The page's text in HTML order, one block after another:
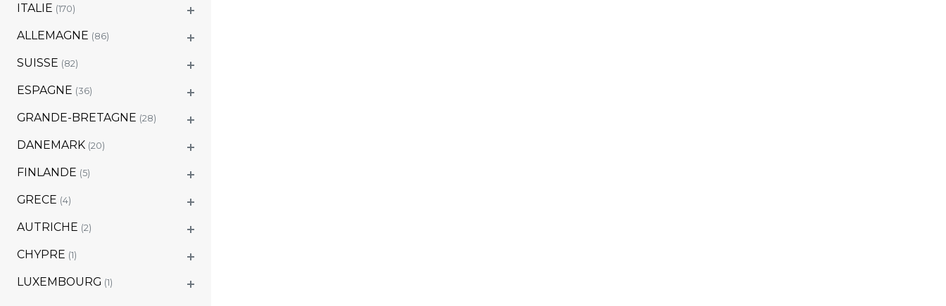
ITALIE (170)
ALLEMAGNE (86)
SUISSE (82)
ESPAGNE (36)
GRANDE-BRETAGNE (28)
DANEMARK (20)
FINLANDE (5)
GRECE (4)
AUTRICHE (2)
CHYPRE (1)
LUXEMBOURG (1)